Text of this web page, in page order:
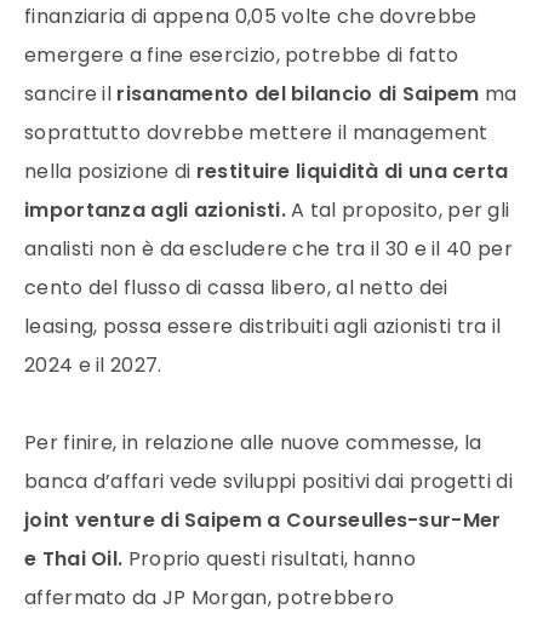
finanziaria di appena 0,05 volte che dovrebbe
emergere a fine esercizio, potrebbe di fatto
sancire il risanamento del bilancio di Saipem ma
soprattutto dovrebbe mettere il management
nella posizione di restituire liquidità di una certa
importanza agli azionisti.A tal proposito, per gli
analisti non è da escludere che tra il 30 e il 40 per
cento del flusso di cassa libero, al netto dei
leasing, possa essere distribuiti agli azionisti tra il
2024 e il 2027.
Per finire, in relazione alle nuove commesse, la
banca d’affari vede sviluppi positivi dai progetti di
joint venture di Saipem a Courseulles-sur-Mer
e Thai Oil. Proprio questi risultati, hanno
affermato da JP Morgan, potrebbero